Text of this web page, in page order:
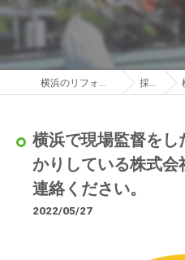
横浜のリフォーム営業は株式会社LUCKROOM 採用ブログ
横浜で現場監督をし
かりしている株式
連絡ください。
2022/05/27